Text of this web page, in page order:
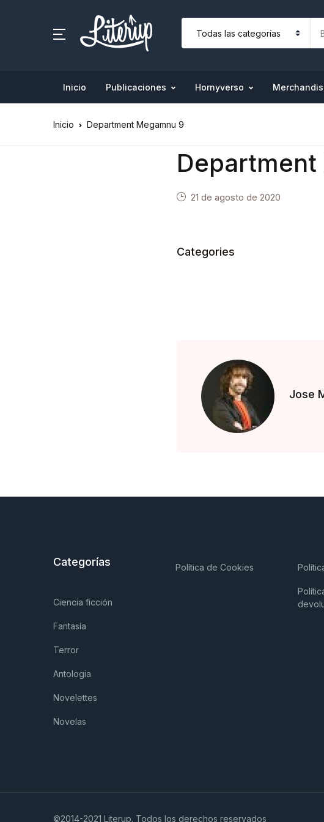
Inicio Publicaciones Hornyverso
Inicio Department Megamnu 9
21 de agosto de 2020
Categories
Jose
Categorías
Ciencia ficción
Fantasía
Terror
Antologia
Novelettes
Novelas
Política de Cookies
©2014-2021 Literup. Todos los derechos reservados